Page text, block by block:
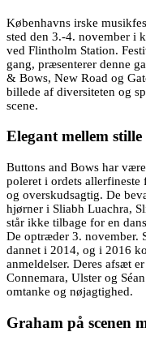
Københavns irske
sted den 3.-4. november i
ved Flintholm Station.
gang, præsenterer denne
& Bows, New Road og
billede af diversiteten og
scene.
Elegant mellem
Buttons and Bows har
poleret i ordets
og overskudsagtig. De
hjørner i Sliabh Luachra,
står ikke tilbage for en
De optræder 3. november.
dannet i 2014, og i 2016
anmeldelser. Deres afsæt
Connemara, Ulster og
omtanke og nøjagtighed.
Graham på scenen